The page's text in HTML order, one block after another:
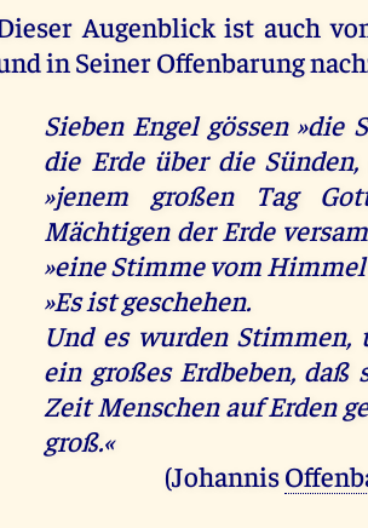
Augenblick ist auch
in Seiner Offenbarung
Sieben Engel gössen »die
die Erde über die
»jenem großen Tag
Mächtigen der Erde
»eine Stimme vom
»Es ist geschehen.
Und es wurden
ein großes Erdbeben,
Zeit Menschen auf Erden
groß.«
(Johannis